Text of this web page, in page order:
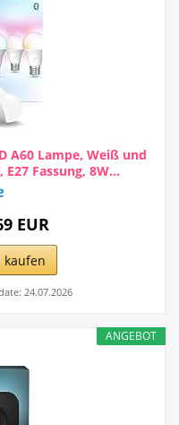
A60 Lampe, Weiß und
Fassung, 8W...
EUR
kaufen
24.07.2026
ANGEBOT